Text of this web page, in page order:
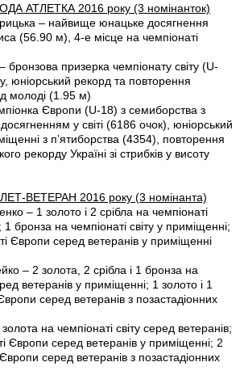
АТЛЕТКА 2016 року (3 номінанток)
– найвище юнацьке досягнення
(56.90 м), 4-е місце на чемпіонаті
призерка чемпіонату світу (U-
юніорський рекорд та повторення
молоді (1.95 м)
Європи (U-18) з семиборства з
у світі (6186 очок), юніорський
з п’ятиборства (4354), повторення
рекорду Україні зі стрибків у висоту
ВЕТЕРАН 2016 року (3 номінанта)
– 1 золото і 2 срібла на чемпіонаті
1 бронза на чемпіонаті світу у приміщенні;
Європи серед ветеранів у приміщенні
2 золота, 2 срібла і 1 бронза на
ветеранів у приміщенні; 1 золото і 1
серед ветеранів з позастадіонних
на чемпіонаті світу серед ветеранів;
Європи серед ветеранів у приміщенні; 2
серед ветеранів з позастадіонних